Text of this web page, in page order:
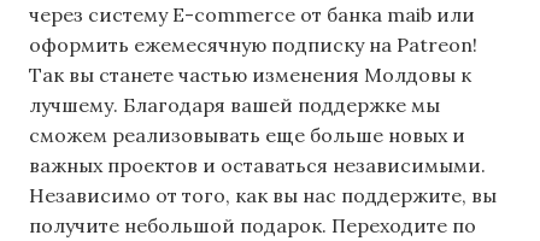
через систему E-commerce от банка maib или
оформить ежемесячную подписку на Patreon!
Так вы станете частью изменения Молдовы к
лучшему. Благодаря вашей поддержке мы
сможем реализовывать еще больше новых и
важных проектов и оставаться независимыми.
Независимо от того, как вы нас поддержите, вы
получите небольшой подарок. Переходите по